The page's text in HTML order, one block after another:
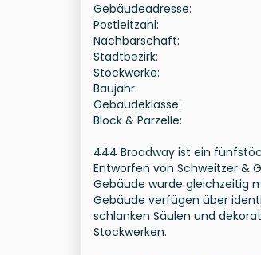
Gebäudeadresse:
Postleitzahl:
Nachbarschaft:
Stadtbezirk:
Stockwerke:
Baujahr:
Gebäudeklasse:
Block & Parzelle:
444 Broadway ist ein
Entworfen von Schweitzer &
Gebäude wurde gleichzeitig
Gebäude verfügen über
schlanken Säulen und
Stockwerken.